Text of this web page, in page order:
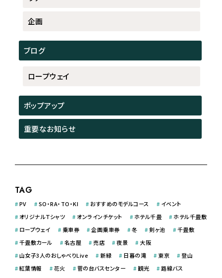
企画
ブログ
ロープウェイ
ポップアップ
重要なお知らせ
TAG
#PV #SO・RA・TO・KI #おすすめのモデルコース # イベント
# オリジナルＴシャツ # オンラインチケット # ホテル千畳 # ホテル千畳敷
# ロープウェイ # 乗車券 #企画乗車券 #冬 #剣ヶ池 #千畳敷
#千畳敷カール #名古屋 #売店 #夜景 # 大阪
#山女子3人のおしゃべりLive #新緑 # 日暮の滝 #東京 #登山
#紅葉情報 #花火 #菅の台バスセンター # 観光 #路線バス